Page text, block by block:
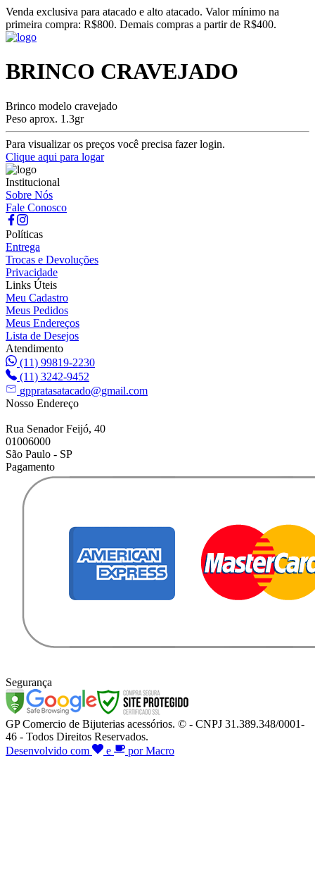
Venda exclusiva para atacado e alto atacado. Valor mínimo na
primeira compra: R$800. Demais compras a partir de R$400.
BRINCO CRAVEJADO
Brinco modelo cravejado
Peso aprox. 1.3gr
Para visualizar os preços você precisa fazer login.
Clique aqui para logar
Institucional
Sobre Nós
Fale Conosco
Políticas
Entrega
Trocas e Devoluções
Privacidade
Links Úteis
Meu Cadastro
Meus Pedidos
Meus Endereços
Lista de Desejos
Atendimento
(11) 99819-2230
(11) 3242-9452
gppratasatacado@gmail.com
Nosso Endereço
Rua Senador Feijó, 40
01006000
São Paulo - SP
Pagamento
Segurança
GP Comercio de Bijuterias acessórios. © - CNPJ 31.389.348/0001-
46 - Todos Direitos Reservados.
Desenvolvido com
e por Macro